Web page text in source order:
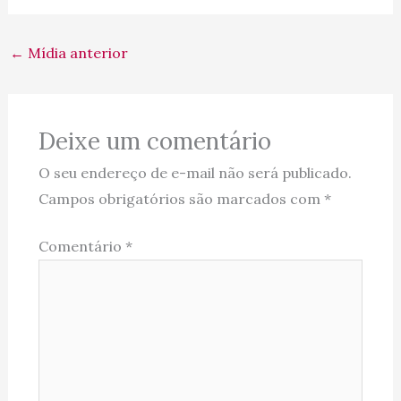
← Mídia anterior
Deixe um comentário
O seu endereço de e-mail não será publicado.
Campos obrigatórios são marcados com *
Comentário *